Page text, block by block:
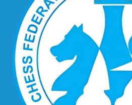
THẠNH
Trang chủ Học Phí Học Phí